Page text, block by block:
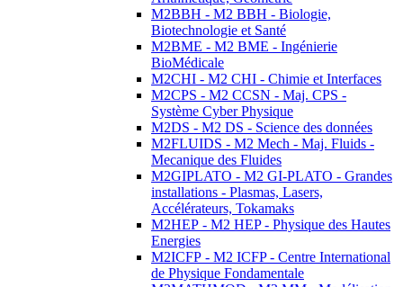
M2BBH - M2 BBH - Biologie,
Biotechnologie et Santé
M2BME - M2 BME - Ingénierie
BioMédicale
M2CHI - M2 CHI - Chimie et Interfaces
M2CPS - M2 CCSN - Maj. CPS -
Système Cyber Physique
M2DS - M2 DS - Science des données
M2FLUIDS - M2 Mech - Maj. Fluids -
Mecanique des Fluides
M2GIPLATO - M2 GI-PLATO - Grandes
installations - Plasmas, Lasers,
Accélérateurs, Tokamaks
M2HEP - M2 HEP - Physique des Hautes
Energies
M2ICFP - M2 ICFP - Centre International
de Physique Fondamentale